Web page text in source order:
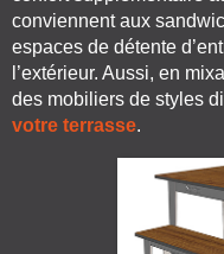
conviennent aux
espaces de détente
l’extérieur. Aussi, en
des mobiliers de styles
votre terrasse.